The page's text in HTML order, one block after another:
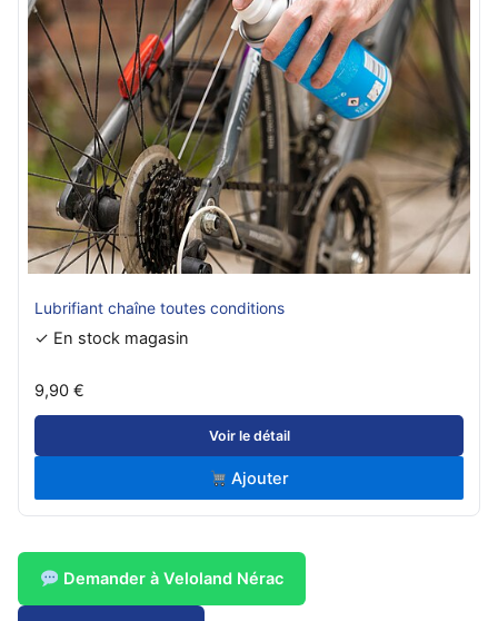
Lubrifiant chaîne toutes conditions
✓ En stock magasin
9,90 €
Voir le détail
Ajouter
Demander à Veloland Nérac